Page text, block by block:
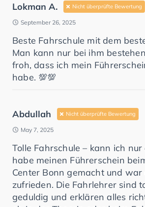
Lokman A. Nicht überprüfte Bewertung
September 26, 2025
Beste Fahrschule mit dem
Man kann nur bei ihm
froh, dass ich mein
habe. 💯💯
Abdullah Nicht überprüfte Bewertung
May 7, 2025
Tolle Fahrschule – kann ich
habe meinen Führerschein
Center Bonn gemacht und war
zufrieden. Die Fahrlehrer sind
geduldig und erklären alles